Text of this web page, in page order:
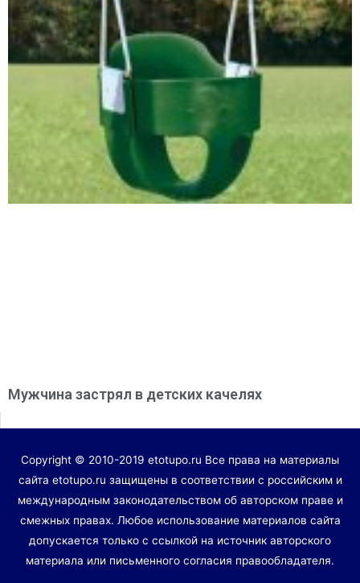
Мужчина застрял в детских качелях
Copyright © 2010-2019 etotupo.ru Все права на материалы
сайта etotupo.ru защищены в соответствии с российским и
международным законодательством об авторском праве и
смежных правах. Любое использование материалов сайта
допускается только с ссылкой на источник авторского
материала или письменного согласия правообладателя.